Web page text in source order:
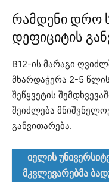
რამდენი დრო
დეფიციტის
B12-ის მარაგი
მხარდაჭერა 2-5
შეწყვეტის
შეიძლება
განვითარება.
იელის
მკვლევარებმა